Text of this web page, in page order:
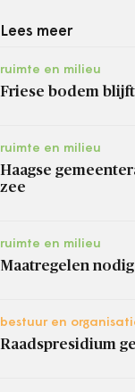
Lees meer
ruimte en milieu
Friese bodem
ruimte en milieu
Haagse
zee
ruimte en milieu
Maatregelen
bestuur en
Raadspresidium